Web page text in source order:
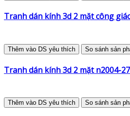
Tranh dán kính 3d 2 mặt công
Thêm vào DS yêu thích So sánh sản
Tranh dán kính 3d 2 mặt n2004-
Thêm vào DS yêu thích So sánh sản